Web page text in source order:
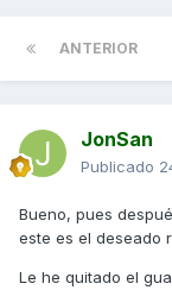
ANTERIOR
JonSan
Publicado
Bueno, pues
este es el deseado
Le he quitado el